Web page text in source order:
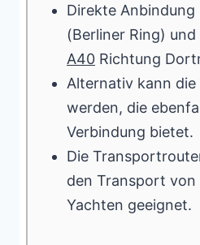
Direkte Anbindung
(Berliner Ring)
A40 Richtung
Alternativ kann die
werden, die
Verbindung bietet.
Die
den Transport von
Yachten geeignet.